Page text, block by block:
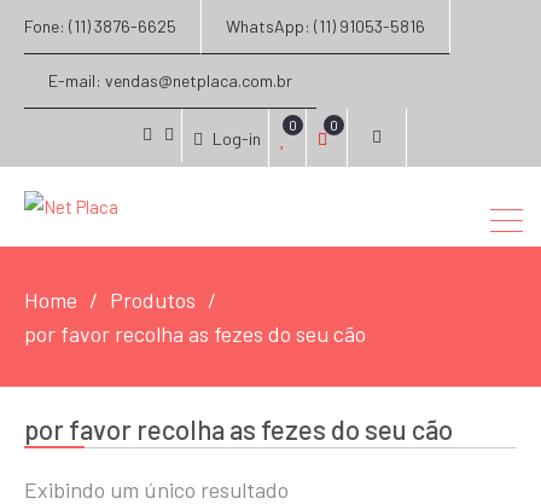
Fone: (11) 3876-6625 WhatsApp: (11) 91053-5816
E-mail: vendas@netplaca.com.br
facebook
instagram
Log-in
0 0
Home
Produtos
por favor recolha as fezes do seu cão
por favor recolha as fezes do seu cão
Exibindo um único resultado